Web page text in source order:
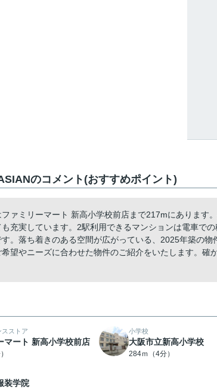
のコメント(おすすめポイント)
ファミリーマート 新高小学校前店まで217mにあります
も充実しています。2駅利用できるマンションは電車で
す。落ち着きのある空間が広がっている、2025年築の
望やニーズに合わせた物件のご紹介をいたします。
スストア
マート 新高小学校前店
小学校
大阪市立新高小学校
284ｍ（4分）
装学院